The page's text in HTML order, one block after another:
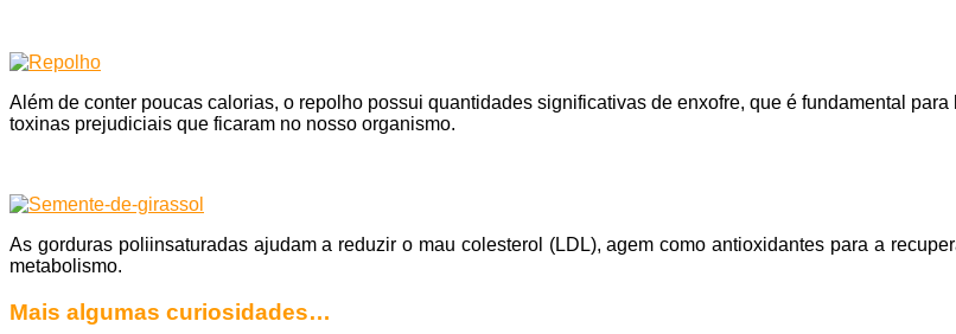
Além de conter poucas calorias, o repolho possui quantidades significativas de enxofre, que é fundamental
toxinas prejudiciais que ficaram no nosso organismo.
As gorduras poliinsaturadas ajudam a reduzir o mau colesterol (LDL), agem como antioxidantes para a
metabolismo.
Mais algumas curiosidades…